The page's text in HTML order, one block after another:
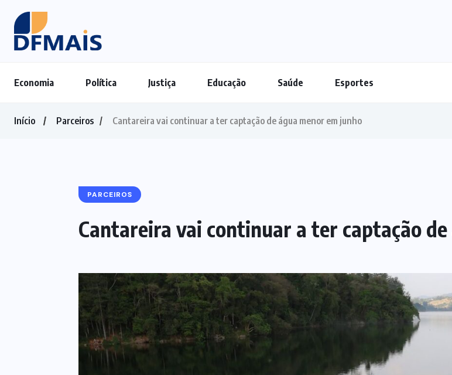
Economia Política Justiça Educação Saúde Esportes
Início Parceiros Cantareira vai continuar a ter captação de água menor em junho
PARCEIROS
Cantareira vai continuar a ter captação